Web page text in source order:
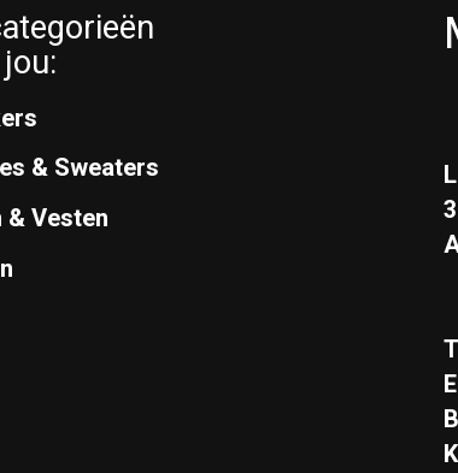
& Sweaters
& Vesten